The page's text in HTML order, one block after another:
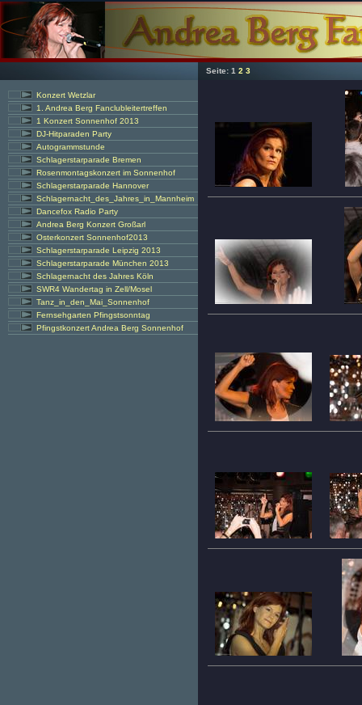
Seite: 1 2 3
Konzert Wetzlar
1. Andrea Berg Fanclubleitertreffen
1 Konzert Sonnenhof 2013
DJ-Hitparaden Party
Autogrammstunde
Schlagerstarparade Bremen
Rosenmontagskonzert im Sonnenhof
Schlagerstarparade Hannover
Schlagernacht_des_Jahres_in_Mannheim
Dancefox Radio Party
Andrea Berg Konzert Großarl
Osterkonzert Sonnenhof2013
Schlagerstarparade Leipzig 2013
Schlagerstarparade München 2013
Schlagernacht des Jahres Köln
SWR4 Wandertag in Zell/Mosel
Tanz_in_den_Mai_Sonnenhof
Fernsehgarten Pfingstsonntag
Pfingstkonzert Andrea Berg Sonnenhof